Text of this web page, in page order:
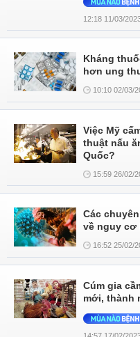
12:18 11/03/
Kháng
hơn ung
10:10 02/03/
Việc Mỹ
thuật nấu
Quốc?
15:59 26/02/
Các
về nguy cơ
16:52 25/02/
Cúm gia
mới, thành